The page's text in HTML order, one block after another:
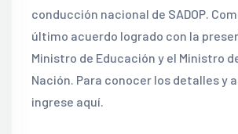
conducción nacional de SADOP.
último acuerdo logrado con la
Ministro de Educación y el Ministro
Nación. Para conocer los detalles y
ingrese aquí.